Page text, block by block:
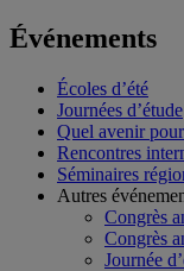
Événements
Écoles d’été
Journées d’étude
Quel avenir
Rencontres
Séminaires
Autres
Congrès
Congrès
Journée